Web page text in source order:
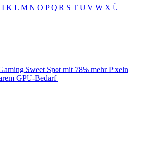
I K L M N O PQ R S T U V W X Ü
Sweet Spot mit 78% mehr Pixeln
GPU-Bedarf.